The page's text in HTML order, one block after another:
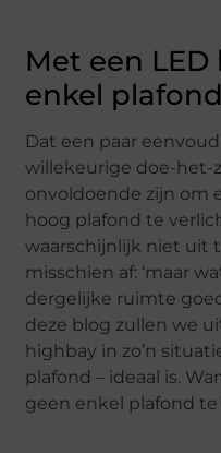
Met een
enkel
Dat een paar
willekeurige doe-het-
onvoldoende zijn om
hoog plafond te
waarschijnlijk niet uit
misschien af: ‘maar
dergelijke ruimte
deze blog zullen we
highbay in zo’n
plafond – ideaal is.
geen enkel plafond te